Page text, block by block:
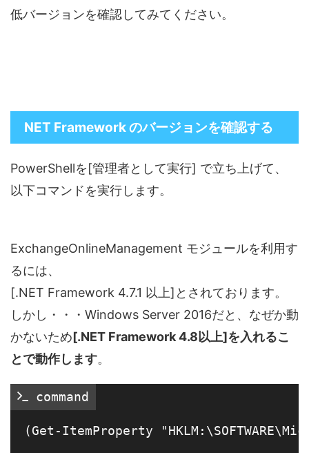
低バージョンを確認してみてください。
NET Framework のバージョンを確認する
PowerShellを[管理者として実行] で立ち上げて、
以下コマンドを実行します。
ExchangeOnlineManagement モジュールを利用す
るには、
[.NET Framework 4.7.1 以上]とされております。
しかし・・・Windows Server 2016だと、なぜか動
かないため[.NET Framework 4.8以上]を入れるこ
とで動作します。
command